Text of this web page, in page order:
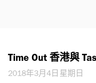
Time Out 香港與
2018年3月4日星期日